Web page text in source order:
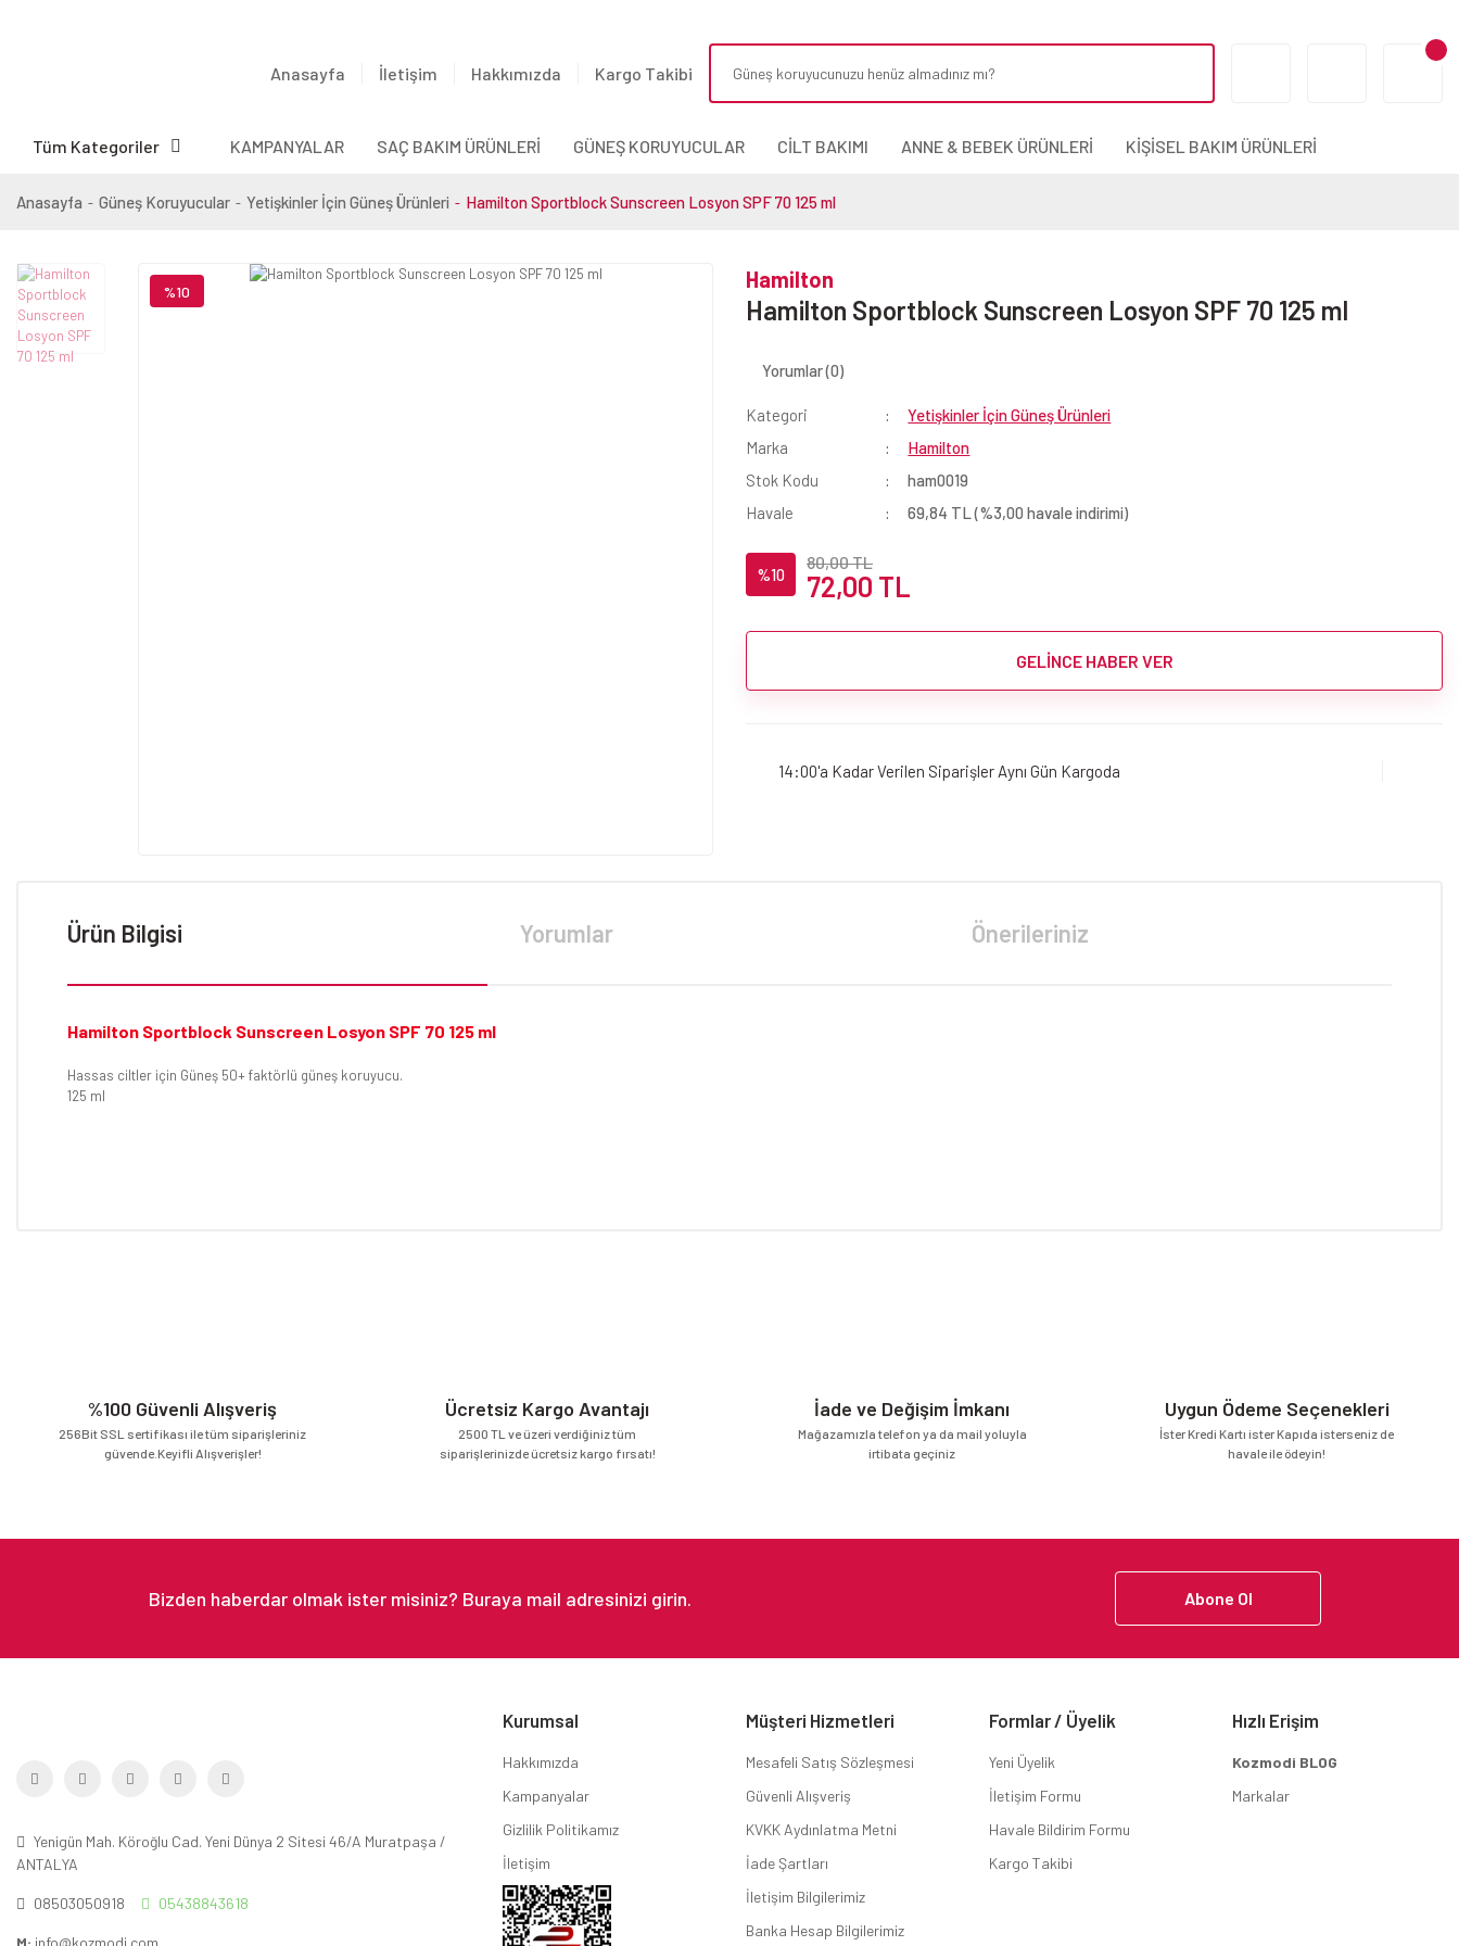
Anasayfa İletişim Hakkımızda Kargo Takibi
Tüm Kategoriler KAMPANYALAR SAÇ BAKIM ÜRÜNLERİ GÜNEŞ KORUYUCULAR CİLT BAKIMI ANNE & BEBEK ÜRÜNLERİ KİŞİSEL BAKIM ÜRÜNLERİ
Anasayfa Güneş Koruyucular Yetişkinler İçin Güneş Ürünleri Hamilton Sportblock Sunscreen Losyon SPF 70 125 ml
%10 Hamilton
Hamilton Sportblock Sunscreen Losyon SPF 70 125 ml
Yorumlar (0)
Kategori
Yetişkinler İçin Güneş Ürünleri
Marka
Hamilton
Stok Kodu
ham0019
Havale
69,84 TL (%3,00 havale indirimi)
%10
80,00 TL
72,00 TL
GELİNCE HABER VER
14:00'a Kadar Verilen Siparişler Aynı Gün Kargoda
Ürün Bilgisi Yorumlar Önerileriniz
Hamilton Sportblock Sunscreen Losyon SPF 70 125 ml
Hassas ciltler için Güneş 50+ faktörlü güneş koruyucu.
125 ml
Bu ürüne benzer farklı alternatifler olmalı.
%100 Güvenli Alışveriş
256Bit SSL sertifikası ile tüm siparişleriniz
güvende.Keyifli Alışverişler!
Ücretsiz Kargo Avantajı
2500 TL ve üzeri verdiğiniz tüm
siparişlerinizde ücretsiz kargo fırsatı!
İade ve Değişim İmkanı
Mağazamızla telefon ya da mail yoluyla
irtibata geçiniz
Uygun Ödeme Seçenekleri
İster Kredi Kartı ister Kapıda isterseniz de
havale ile ödeyin!
Abone Ol
Yenigün Mah. Köroğlu Cad. Yeni Dünya 2 Sitesi 46/A Muratpaşa /
ANTALYA
08503050918 05438843618
M: info@kozmodi.com
Kurumsal
Hakkımızda
Kampanyalar
Gizlilik Politikamız
İletişim
Müşteri Hizmetleri
Mesafeli Satış Sözleşmesi
Güvenli Alışveriş
KVKK Aydınlatma Metni
İade Şartları
İletişim Bilgilerimiz
Banka Hesap Bilgilerimiz
Formlar / Üyelik
Yeni Üyelik
İletişim Formu
Havale Bildirim Formu
Kargo Takibi
Hızlı Erişim
Kozmodi BLOG
Markalar